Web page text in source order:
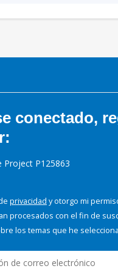
conectado,
Project P125863
privacidad y otorgo mi
procesados con el fin de
los temas que he